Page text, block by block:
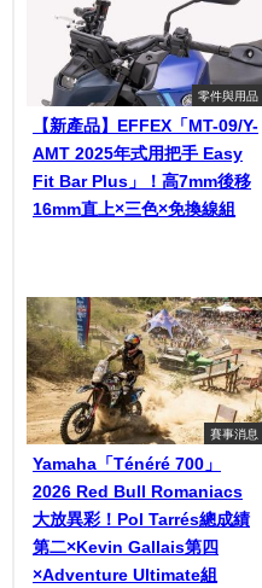
零件與用品
【新產品】EFFEX「MT-09/Y-
AMT 2025年式用把手 Easy
Fit Bar Plus」！高7mm後移
16mm直上×三色×免換線組
賽事消息
Yamaha「Ténéré 700」
2026 Red Bull Romaniacs
大放異彩！Pol Tarrés總成績
第二×Kevin Gallais第四
×Adventure Ultimate組